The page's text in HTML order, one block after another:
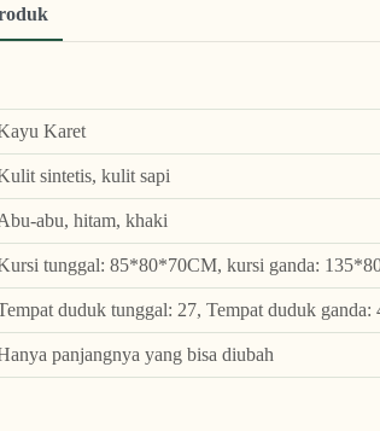
Karet
sintetis, kulit sapi
abu, hitam, khaki
tunggal: 85*80*70CM, kursi ganda:
duduk tunggal: 27, Tempat duduk
panjangnya yang bisa diubah